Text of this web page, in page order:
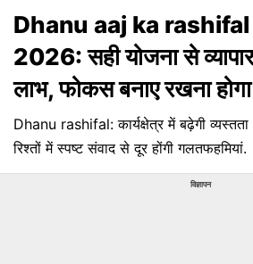
Dhanu aaj ka
2026: सही योजना से
लाभ, फोकस बनाए रखना
Dhanu rashifal: कार्यक्षेत्र में बढ़ेगी व्यस्तता
रिश्तों में स्पष्ट संवाद से दूर होंगी गलतफहमियां.
विज्ञापन